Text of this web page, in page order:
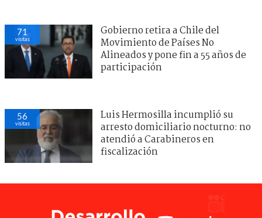
71
visitas
Gobierno retira a Chile del
Movimiento de Países No
Alineados y pone fin a 55 años de
participación
56
visitas
Luis Hermosilla incumplió su
arresto domiciliario nocturno: no
atendió a Carabineros en
fiscalización